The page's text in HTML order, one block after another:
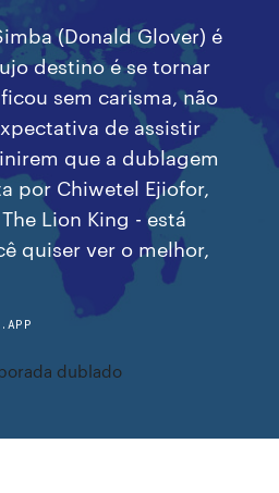
(Donald Glover) é
destino é se tornar
sem carisma, não
de assistir
que a dublagem
por Chiwetel Ejiofor,
Lion King - está
quiser ver o melhor,
dublado